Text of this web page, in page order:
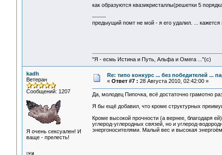
как образуются квазикристаллы(решетки 5
-------
предыущий помт не мой - я его удалил. ...
"Я - есмь Истина и Путь, Альфа и Омега ..."(с)
kadh
Ветеран
Сообщений: 1207
Я очень сексуален! И
ваще - прелесть!
Re: типо конкурс ... без победителей ...
« Ответ #7 : 28 Августа 2010, 02:42:00 »
Да, молодец Пипочка, всё достаточно грамотно
Я бы ещё добавил, что кроме структурных
Кроме высокой прочности (а вернее, благодаря
углерод-углеродных связей, но и углерод-
энергоносителями. Малый вес и высокая